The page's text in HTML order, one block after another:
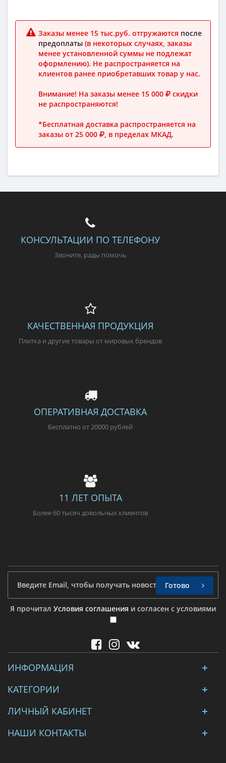
Заказы менее 15 тыс.руб. отгружаются после
предоплаты (в некоторых случаях, заказы
менее установленной суммы не подлежат
оформлению). Не распространяется на
клиентов ранее приобретавших товар у нас.
Внимание! На заказы менее 15 000
скидки
не распространяются!
*Бесплатная доставка распространяется на
заказы от 25 000
, в пределах МКАД.
КОНСУЛЬТАЦИИ ПО ТЕЛЕФОНУ
Звоните, рады помочь
КАЧЕСТВЕННАЯ ПРОДУКЦИЯ
Плитка и другие товары от мировых брендов
ОПЕРАТИВНАЯ ДОСТАВКА
Бесплатно от 20000 рублей
11 ЛЕТ ОПЫТА
Более 60 тысяч довольных клиентов
Я прочитал Условия соглашения и согласен с условиями
Готово
ИНФОРМАЦИЯ
КАТЕГОРИИ
ЛИЧНЫЙ КАБИНЕТ
НАШИ КОНТАКТЫ